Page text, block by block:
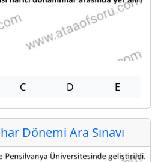
C D E
Dönemi Ara Sınavı